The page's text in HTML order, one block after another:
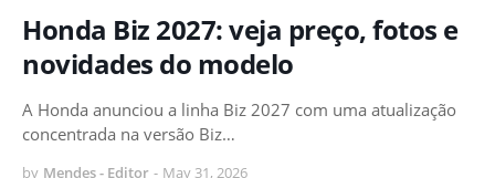
Honda Biz 2027: veja preço, fotos e
novidades do modelo
A Honda anunciou a linha Biz 2027 com uma atualização
concentrada na versão Biz…
by Mendes - Editor - May 31, 2026